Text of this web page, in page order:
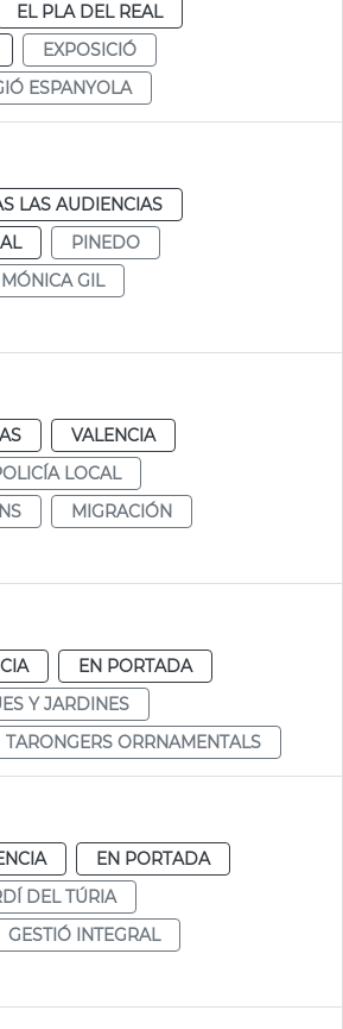
EL PLA DEL REAL
EXPOSICIÓ
ESPANYOLA
LAS AUDIENCIAS
PINEDO
MÓNICA GIL
VALENCIA
LOCAL
MIGRACIÓN
EN PORTADA
Y JARDINES
TARONGERS ORRNAMENTALS
EN PORTADA
DEL TÚRIA
GESTIÓ INTEGRAL